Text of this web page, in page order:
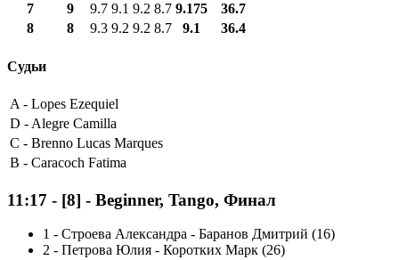
7
9 9.7 9.1 9.2 8.7 9.175
36.7
8
8 9.3 9.2 9.2 8.7 9.1 36.4
Судьи
A - Lopes Ezequiel
D - Alegre Camilla
C - Brenno Lucas Marques
B - Caracoch Fatima
11:17 - [8] - Beginner, Tango, Финал
1 - Строева Александра - Баранов Дмитрий (16)
2 - Петрова Юлия - Коротких Марк (26)